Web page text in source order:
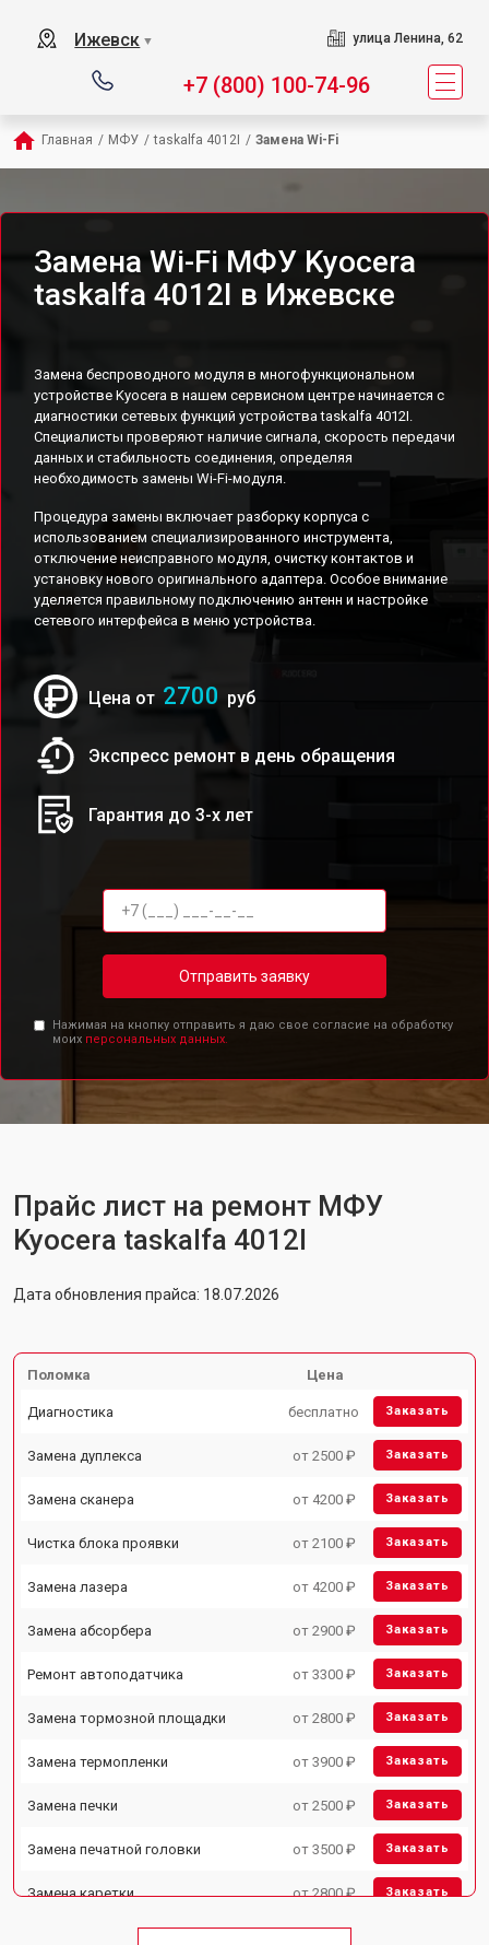
Ижевск ▼ улица Ленина, 62
+7 (800) 100-74-96
Главная / МФУ / taskalfa 4012I / Замена Wi-Fi
Замена Wi-Fi МФУ Kyocera
taskalfa 4012I в Ижевске
Замена беспроводного модуля в многофункциональном
устройстве Kyocera в нашем сервисном центре начинается с
диагностики сетевых функций устройства taskalfa 4012I.
Специалисты проверяют наличие сигнала, скорость передачи
данных и стабильность соединения, определяя
необходимость замены Wi-Fi-модуля.
Процедура замены включает разборку корпуса с
использованием специализированного инструмента,
отключение неисправного модуля, очистку контактов и
установку нового оригинального адаптера. Особое внимание
уделяется правильному подключению антенн и настройке
сетевого интерфейса в меню устройства.
Цена от 2700 руб
Экспресс ремонт в день обращения
Гарантия до 3-х лет
Отправить заявку
Нажимая на кнопку отправить я даю свое согласие на обработку
моих персональных данных.
Прайс лист на ремонт МФУ
Kyocera taskalfa 4012I
Дата обновления прайса: 18.07.2026
Поломка Цена
Диагностика бесплатно Заказать
Замена дуплекса от 2500 ₽ Заказать
Замена сканера от 4200 ₽ Заказать
Чистка блока проявки от 2100 ₽ Заказать
Замена лазера от 4200 ₽ Заказать
Замена абсорбера от 2900 ₽ Заказать
Ремонт автоподатчика от 3300 ₽ Заказать
Замена тормозной площадки от 2800 ₽ Заказать
Замена термопленки от 3900 ₽ Заказать
Замена печки от 2500 ₽ Заказать
Замена печатной головки от 3500 ₽ Заказать
Замена каретки от 2800 ₽ Заказать